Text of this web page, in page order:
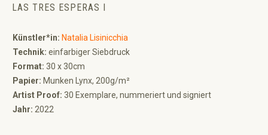
LAS TRES ESPERAS I
Künstler*in: Natalia Lisinicchia
Technik: einfarbiger Siebdruck
Format: 30 x 30cm
Papier: Munken Lynx, 200g/m²
Artist Proof: 30 Exemplare, nummeriert und signiert
Jahr: 2022